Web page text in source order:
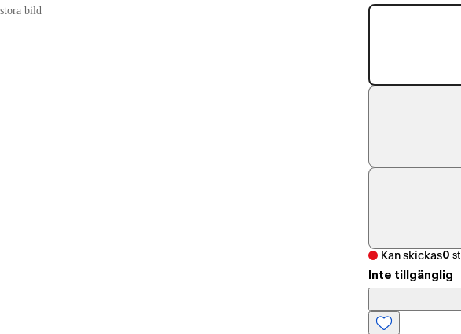
bild
Kan skickas0 st
Inte tillgänglig